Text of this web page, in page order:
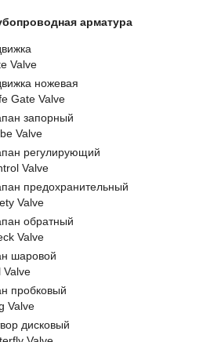
арматура
Valve
ножевая
Gate Valve
запорный
Valve
регулирующий
Valve
предохранительный
Valve
обратный
Valve
шаровой
Valve
пробковый
Valve
дисковый